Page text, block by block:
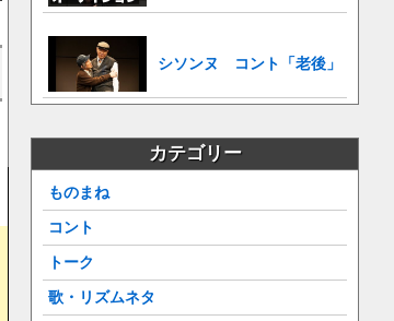
シソンヌ コント「老後」
カテゴリー
ものまね
コント
トーク
歌・リズムネタ